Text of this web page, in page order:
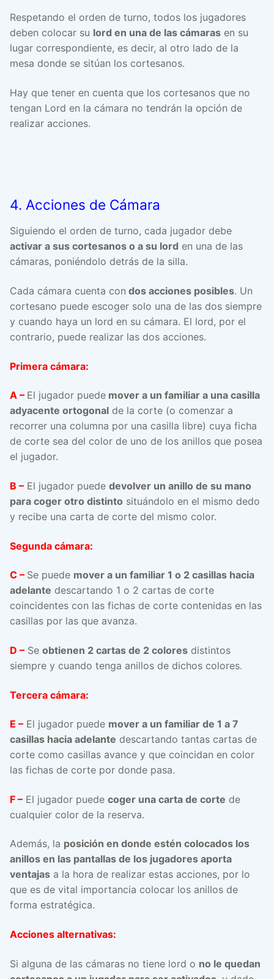
Respetando el orden de turno, todos los jugadores
deben colocar su lord en una de las cámaras en su
lugar correspondiente, es decir, al otro lado de la
mesa donde se sitúan los cortesanos.
Hay que tener en cuenta que los cortesanos que no
tengan Lord en la cámara no tendrán la opción de
realizar acciones.
4. Acciones de Cámara
Siguiendo el orden de turno, cada jugador debe
activar a sus cortesanos o a su lord en una de las
cámaras, poniéndolo detrás de la silla.
Cada cámara cuenta con dos acciones posibles. Un
cortesano puede escoger solo una de las dos siempre
y cuando haya un lord en su cámara. El lord, por el
contrario, puede realizar las dos acciones.
Primera cámara:
A – El jugador puede mover a un familiar a una casilla
adyacente ortogonal de la corte (o comenzar a
recorrer una columna por una casilla libre) cuya ficha
de corte sea del color de uno de los anillos que posea
el jugador.
B – El jugador puede devolver un anillo de su mano
para coger otro distinto situándolo en el mismo dedo
y recibe una carta de corte del mismo color.
Segunda cámara:
C – Se puede mover a un familiar 1 o 2 casillas hacia
adelante descartando 1 o 2 cartas de corte
coincidentes con las fichas de corte contenidas en las
casillas por las que avanza.
D – Se obtienen 2 cartas de 2 colores distintos
siempre y cuando tenga anillos de dichos colores.
Tercera cámara:
E – El jugador puede mover a un familiar de 1 a 7
casillas hacia adelante descartando tantas cartas de
corte como casillas avance y que coincidan en color
las fichas de corte por donde pasa.
F – El jugador puede coger una carta de corte de
cualquier color de la reserva.
Además, la posición en donde estén colocados los
anillos en las pantallas de los jugadores aporta
ventajas a la hora de realizar estas acciones, por lo
que es de vital importancia colocar los anillos de
forma estratégica.
Acciones alternativas:
Si alguna de las cámaras no tiene lord o no le quedan